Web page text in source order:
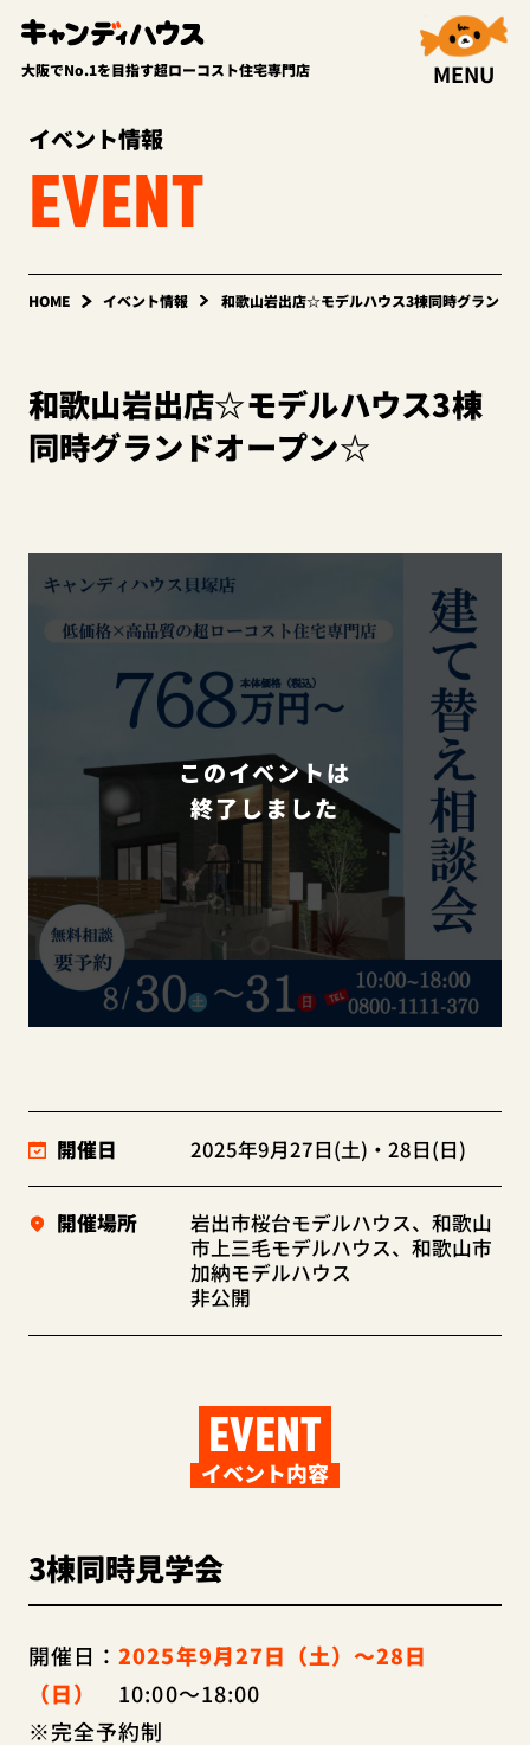
大阪でNo.1を目指す超ローコスト住宅専門店 MENU
イベント情報
EVENT
HOME イベント情報 和歌山岩出店☆モデルハウス3棟同時グランド
和歌山岩出店☆モデルハウス3棟
同時グランドオープン☆
このイベントは
終了しました
開催日 2025年9月27日(土)・28日(日)
開催場所
岩出市桜台モデルハウス、和歌山
市上三毛モデルハウス、和歌山市
加納モデルハウス
非公開
EVENT
イベント内容
3棟同時見学会
開催日：2025年9月27日（土）～28日
（日）
10:00～18:00
※完全予約制